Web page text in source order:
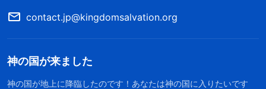
contact.jp@kingdomsalvation.org
神の国が来ました
神の国が地上に降臨したのです！あなたは神の国に入りたいです